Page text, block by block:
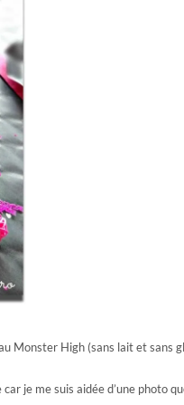
Monster High (sans lait et
je me suis aidée d’une photo